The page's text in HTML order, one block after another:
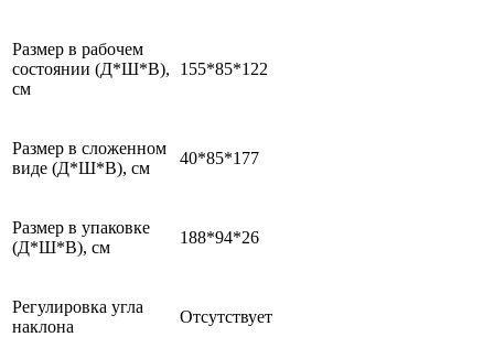
Размер в рабочем
состоянии (Д*Ш*В),
см
155*85*122
Размер в сложенном
виде (Д*Ш*В), см
40*85*177
Размер в упаковке
(Д*Ш*В), см
188*94*26
Регулировка угла
наклона
Отсутствует